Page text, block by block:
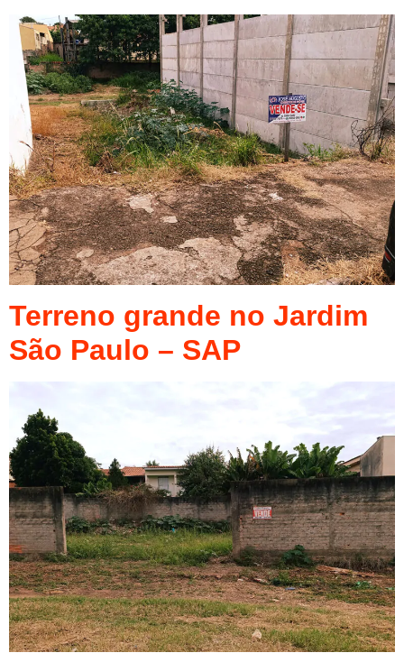
Terreno grande no Jardim
São Paulo – SAP